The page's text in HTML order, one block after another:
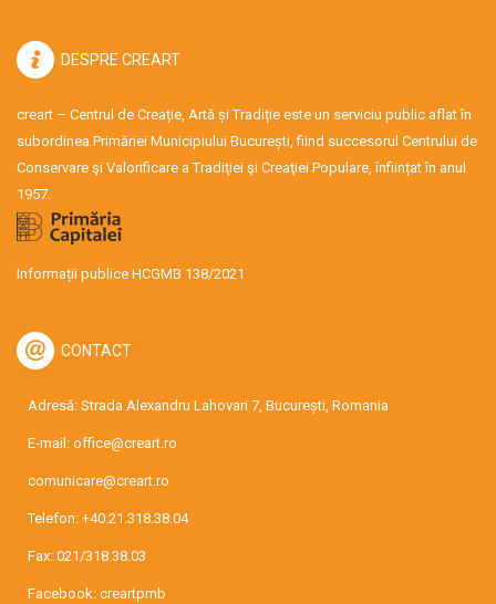
DESPRE CREART
creart – Centrul de Creație, Artă și Tradiție este un serviciu public aflat în
subordinea Primăriei Municipiului București, fiind succesorul Centrului de
Conservare şi Valorificare a Tradiţiei şi Creaţiei Populare, înființat în anul
1957.
Informații publice HCGMB 138/2021
CONTACT
Adresă: Strada Alexandru Lahovari 7, București, Romania
E-mail: office@creart.ro
comunicare@creart.ro
Telefon: +40.21.318.38.04
Fax: 021/318.38.03
Facebook: creartpmb